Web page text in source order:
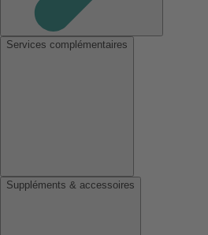
Services complémentaires
Suppléments & accessoires